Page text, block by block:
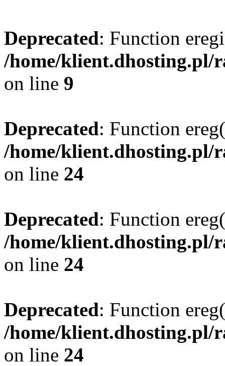
Deprecated: Function
/home/klient.dhosting.pl/
on line 9
Deprecated: Function
/home/klient.dhosting.pl/
on line 24
Deprecated: Function
/home/klient.dhosting.pl/
on line 24
Deprecated: Function
/home/klient.dhosting.pl/
on line 24